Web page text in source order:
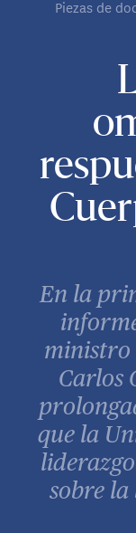
En la
ministro
Carlos
que la
sobre la
Piezas de